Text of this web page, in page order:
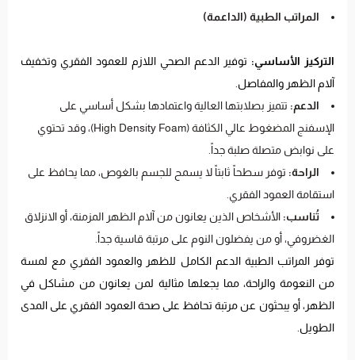
المراتب الطبية (الداعمة)
التركيز الأساسي: توفير الدعم الصحي اللازم للعمود الفقري وتخفيف
آلام الظهر والمفاصل.
الدعم: تتميز بصلابتها العالية واعتمادها بشكل أساسي على
الإسفنج المضغوط عالي الكثافة (High Density Foam)، وقد تحتوي
على نوابض متصلة صلبة جداً.
الراحة: توفر سطحاً ثابتاً لا يسمح للجسم بالغوص، مما يحافظ على
استقامة العمود الفقري.
تُناسب: الأشخاص الذين يعانون من آلام الظهر المزمنة، أو الانزلاق
الغضروفي، أو من يفضلون النوم على مرتبة قاسية جداً.
توفر المراتب الطبية الدعم الكامل للظهر والعمود الفقري مع لمسة
من النعومة والراحة، مما يجعلها مثالية لمن يعانون من مشاكل في
الظهر، أو يبحثون عن مرتبة تحافظ على صحة العمود الفقري على المدى
الطويل.